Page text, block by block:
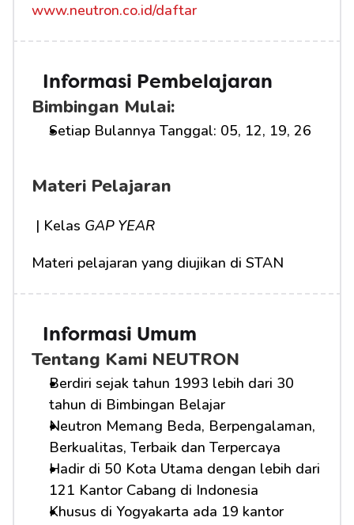
www.neutron.co.id/daftar
Informasi Pembelajaran
Bimbingan Mulai:
Setiap Bulannya Tanggal: 05, 12, 19, 26
Materi Pelajaran
| Kelas GAP YEAR
Materi pelajaran yang diujikan di STAN
Informasi Umum
Tentang Kami NEUTRON
Berdiri sejak tahun 1993 lebih dari 30
tahun di Bimbingan Belajar
Neutron Memang Beda, Berpengalaman,
Berkualitas, Terbaik dan Terpercaya
Hadir di 50 Kota Utama dengan lebih dari
121 Kantor Cabang di Indonesia
Khusus di Yogyakarta ada 19 kantor